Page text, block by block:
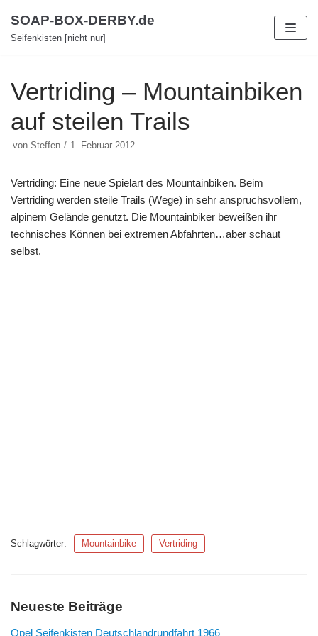
Zum
Inhalt
SOAP-BOX-DERBY.de
Seifenkisten [nicht nur]
Vertriding – Mountainbiken
auf steilen Trails
von Steffen 1. Februar 2012
Vertriding: Eine neue Spielart des Mountainbiken. Beim
Vertriding werden steile Trails (Wege) in sehr anspruchsvollem,
alpinem Gelände genutzt. Die Mountainbiker beweißen ihr
technisches Können bei extremen Abfahrten…aber schaut
selbst.
Schlagwörter: Mountainbike Vertriding
Neueste Beiträge
Opel Seifenkisten Deutschlandrundfahrt 1966